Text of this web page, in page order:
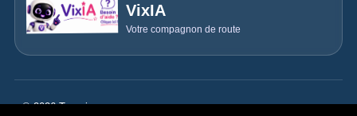
VixIA
Votre compagnon de route
© 2026 Trouvix